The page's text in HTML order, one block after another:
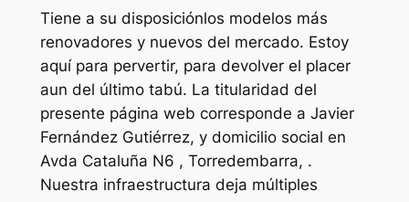
Tiene a su disposiciónlos modelos más
renovadores y nuevos del mercado. Estoy
aquí para pervertir, para devolver el placer
aun del último tabú. La titularidad del
presente página web corresponde a Javier
Fernández Gutiérrez, y domicilio social en
Avda Cataluña N6 , Torredembarra, .
Nuestra infraestructura deja múltiples